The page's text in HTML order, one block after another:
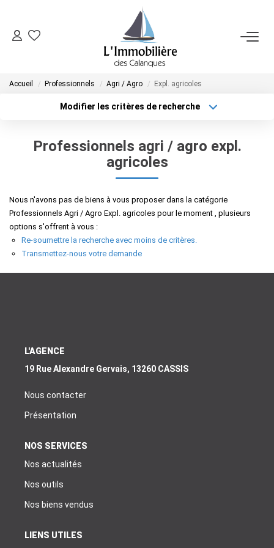
SYNDIC
ACHETER
NOTRE AGENCE
CONTACT
Accueil Professionnels Agri / Agro Expl. agricoles
Modifier les critères de recherche
Budget max
Professionnels agri / agro expl.
agricoles
Nous n'avons pas de biens à vous proposer dans la catégorie
Professionnels Agri / Agro Expl. agricoles pour le moment , plusieurs
options s'offrent à vous :
Re-soumettre la recherche avec moins de critères.
Transmettez-nous votre demande
L'AGENCE
19 Rue Alexandre Gervais, 13260 CASSIS
Nous contacter
Présentation
NOS SERVICES
Nos actualités
Nos outils
Nos biens vendus
LIENS UTILES